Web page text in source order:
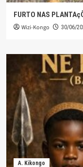
FURTO NAS
Wizi-Kongo 30/06/
A. Kikongo